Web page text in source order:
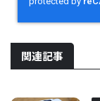
関連記事